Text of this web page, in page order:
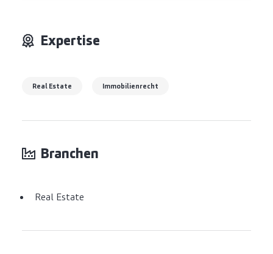
Expertise
Real Estate Immobilienrecht
Branchen
Real Estate